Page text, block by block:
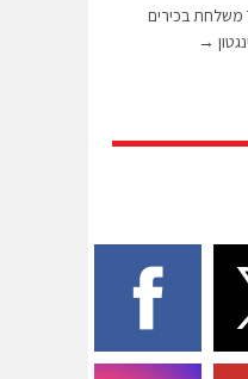
לראשונה בתולדות :TedMed משלחת בכירים
→